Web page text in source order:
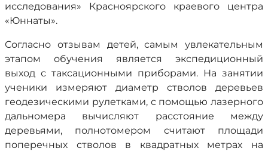
исследования» Красноярского краевого центра
«Юннаты».
Согласно отзывам детей, самым увлекательным
этапом обучения является экспедиционный
выход с таксационными приборами. На занятии
ученики измеряют диаметр стволов деревьев
геодезическими рулетками, с помощью лазерного
дальномера вычисляют расстояние между
деревьями, полнотомером считают площади
поперечных стволов в квадратных метрах на